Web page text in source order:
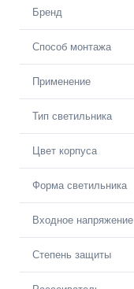
Бренд
Способ монтажа
Применение
Тип светильника
Цвет корпуса
Форма светильника
Входное напряжение
Степень защиты